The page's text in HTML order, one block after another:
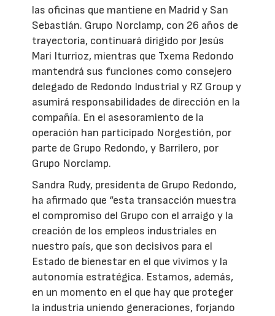
las oficinas que mantiene en Madrid y San
Sebastián. Grupo Norclamp, con 26 años de
trayectoria, continuará dirigido por Jesús
Mari Iturrioz, mientras que Txema Redondo
mantendrá sus funciones como consejero
delegado de Redondo Industrial y RZ Group y
asumirá responsabilidades de dirección en la
compañía. En el asesoramiento de la
operación han participado Norgestión, por
parte de Grupo Redondo, y Barrilero, por
Grupo Norclamp.
Sandra Rudy, presidenta de Grupo Redondo,
ha afirmado que “esta transacción muestra
el compromiso del Grupo con el arraigo y la
creación de los empleos industriales en
nuestro país, que son decisivos para el
Estado de bienestar en el que vivimos y la
autonomía estratégica. Estamos, además,
en un momento en el que hay que proteger
la industria uniendo generaciones, forjando